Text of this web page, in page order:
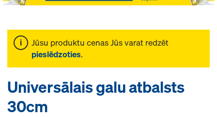
Jūsu produktu cenas Jūs varat redzēt
pieslēdzoties.
Universālais galu atbalsts
30cm